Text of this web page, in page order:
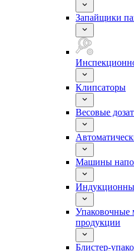
Запайщики
Клипсаторы
Весовые
Машины
Упаковочные
продукции
Блистер-